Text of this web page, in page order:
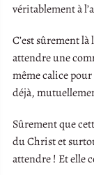
véritablement à
C’est sûrement
attendre une
même calice
déjà,
Sûrement que
du Christ et
attendre ! Et elle